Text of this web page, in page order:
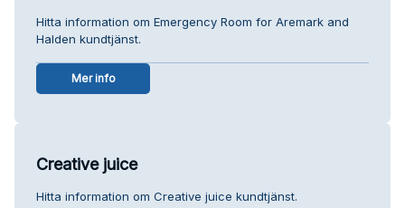
Hitta information om Emergency Room for Aremark and
Halden kundtjänst.
Mer info
Creative juice
Hitta information om Creative juice kundtjänst.